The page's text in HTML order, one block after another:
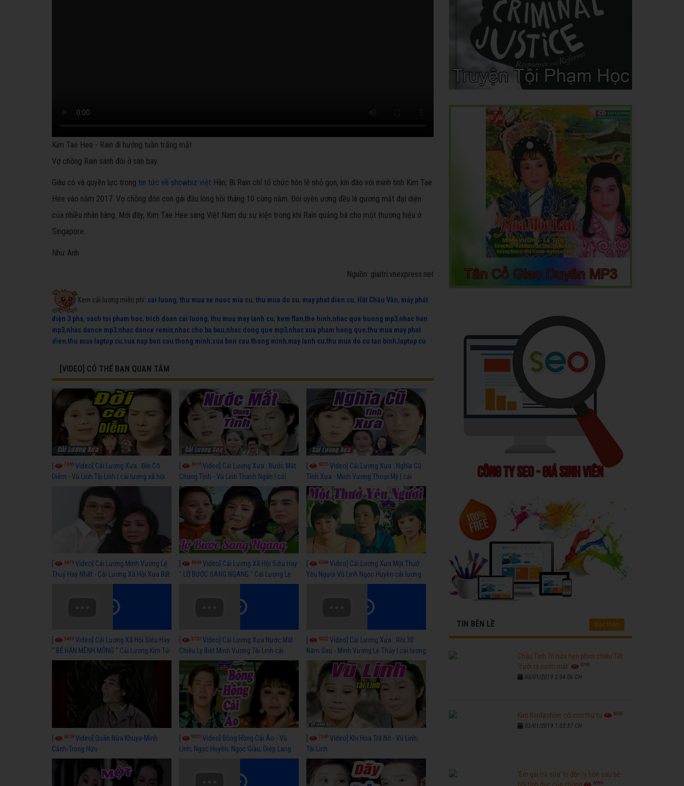
Kim Tae Hee - Rain đi hưởng tuần trăng mật
Vợ chồng Rain sánh đôi ở sân bay.
Giàu có và quyền lực trong tin tức về showbiz việt Hàn, Bi Rain chỉ tổ chức hôn lễ nhỏ gọn, kín đáo với minh tinh Kim Tae
Hee vào năm 2017. Vợ chồng đón con gái đầu lòng hồi tháng 10 cùng năm. Đôi uyên ương đều là gương mặt đại diện
của nhiều nhãn hàng. Mới đây, Kim Tae Hee sang Việt Nam dự sự kiện trong khi Rain quảng bá cho một thương hiệu ở
Singapore.
Như Anh
Nguồn: giaitri.vnexpress.net
Xem cải lương miễn phí: cai luong, thu mua xe nuoc mia cu, thu mua do cu, may phat dien cu, Hát Chầu Văn, máy phát
điện 3 pha, sach toi pham hoc, trich doan cai luong, thu mua may lanh cu, kem flan,the hinh,nhac que huong mp3,nhac han
mp3,nhac dance mp3,nhac dance remix,nhac cho ba bau,nhac dong que mp3,nhac xua pham hong que,thu mua may phat
dien,thu mua laptop cu,sua nap bon cau thong minh,sua bon cau thong minh,may lanh cu,thu mua do cu tan binh, laptop cu
[VIDEO] CÓ THỂ BẠN QUAN TÂM
7665 Video] Cải Lương Xưa : Đời Cô
Diễm - Vũ Linh Tài Linh | cải lương xã hội
6918 Video] Cải Lương Xưa : Nước Mắt
Chung Tình - Vũ Linh Thanh Ngân | cải
lương xã hội hay nhất
6055 Video] Cải Lương Xưa : Nghĩa Cũ
Tình Xưa - Minh Vương Thoại Mỹ | cải
lương xã hội hay nhất
6679 Video] Cải Lương Minh Vương Lệ
Thuỷ Hay Nhất - Cải Lương Xã Hội Xưa Bất
6969 Video] Cải Lương Xã Hội Siêu Hay
" LỠ BƯỚC SANG NGANG " Cải Lương Lệ
Thuỷ, Thanh Tuấn, Hồng Nga
6388 Video] Cải Lương Xưa Một Thuở
Yêu Người Vũ Linh Ngọc Huyền cải lương
5459 Video] Cải Lương Xã Hội Siêu Hay
" BỂ HẬN MÊNH MÔNG " Cải Lương Kim Tử
Long, Thanh Ngân Hay Nhất
5733 Video] Cải Lương Xưa Nước Mắt
Chiều Ly Biệt Minh Vương Tài Linh cải
lương xã hội hay nhất
6322 Video] Cải Lương Xưa : Rồi 30
Năm Sau - Minh Vương Lệ Thủy | cải lương
xã hội hay nhất
[ 6038 Video] Quán Nửa Khuya-Minh
Cảnh-Trọng Hữu
[ 9055 Video] Bông Hồng Cài Áo - Vũ
Linh, Ngọc Huyền, Ngọc Giàu, Diệp Lang
[ 7349 Video] Khi Hoa Trà Nở - Vũ Linh,
Tài Linh
TIN BÊN LỀ Đọc thêm
Châu Tinh Trì hứa hẹn phim chiếu Tết
'cười ra nước mắt'
6765
03/01/2019 2:04:06 CH
Kim Kardashian có con thứ tư 6265
03/01/2019 1:03:37 CH
'Em gái trà sữa' bị đồn ly hôn sau bê
6585